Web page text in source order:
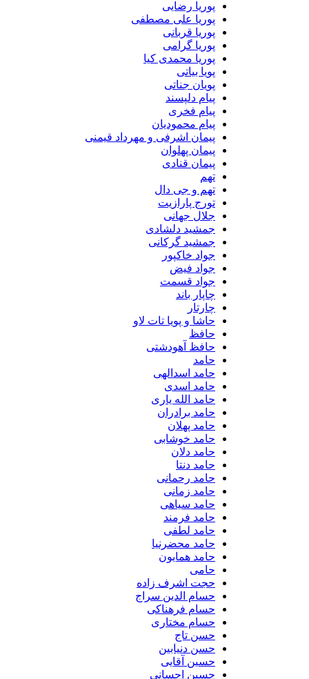
پوریا رضایی
پوریا علی مصطفی
پوریا قربانی
پوریا گرامی
پوریا محمدی کیا
پویا بیاتی
پویان جناتی
پیام دلپسند
پیام فخری
پیام محمودیان
پیمان اشرفی و مهرداد قیمنی
پیمان پهلوان
پیمان قنادی
تهم
تهم و جی دال
تورج پارازیت
جلال جهانی
جمشید دلشادی
جمشید گرکانی
جواد خاکپور
جواد فیض
جواد قسمت
چاپار باند
چارتار
حاشا و پویا تات لاو
حافظ
حافظ آهودشتی
حامد
حامد اسدالهی
حامد اسدی
حامد الله یاری
حامد برادران
حامد پهلان
حامد خوشابی
حامد دلان
حامد دنتا
حامد رحمانی
حامد زمانی
حامد سیاهی
حامد فرمند
حامد لطفی
حامد محضرنیا
حامد همایون
حامی
حجت اشرف زاده
حسام الدین سراج
حسام فرهناکی
حسام مختاری
حسن تاج
حسن دنیابین
حسین آقایی
حسین احسانی